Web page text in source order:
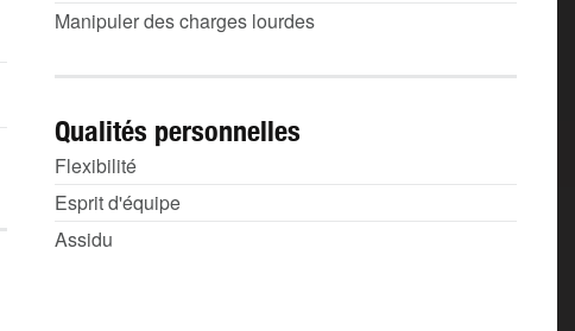
Manipuler des charges lourdes
Qualités personnelles
Flexibilité
Esprit d'équipe
Assidu